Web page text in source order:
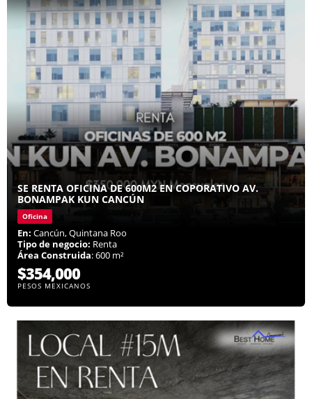
SE RENTA OFICINA DE 600M2 EN COPORATIVO AV.
BONAMPAK KUN CANCÚN
Oficina
En: Cancún, Quintana Roo
Tipo de negocio: Renta
Área Construida: 600 m²
$354,000
PESOS MEXICANOS